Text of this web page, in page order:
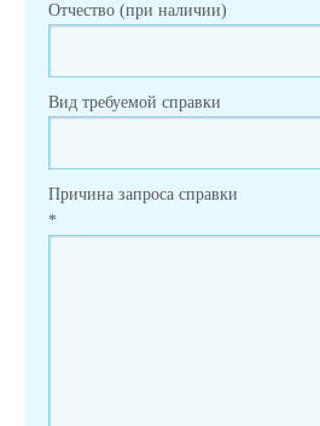
Отчество (при наличии)
Вид требуемой справки
Причина запроса справки
*